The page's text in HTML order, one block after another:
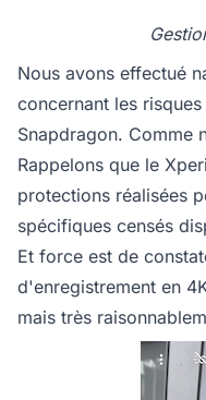
Nous avons effectué
concernant les
Snapdragon. Comme
Rappelons que le
protections réalisées
spécifiques censés
Et force est de
d'enregistrement en
mais très